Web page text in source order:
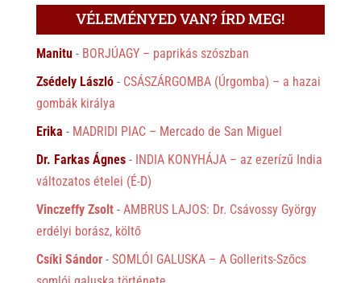
VÉLEMÉNYED VAN? ÍRD MEG!
Manitu- BORJÚAGY – paprikás szószban
Zsédely László- CSÁSZÁRGOMBA (Úrgomba) – a hazai
gombák királya
Erika - MADRIDI PIAC – Mercado de San Miguel
Dr. Farkas Ágnes- INDIA KONYHÁJA – az ezerízű India
változatos ételei (É-D)
Vinczeffy Zsolt- AMBRUS LAJOS: Dr. Csávossy György
erdélyi borász, költő
Csíki Sándor- SOMLÓI GALUSKA – A Gollerits-Szőcs